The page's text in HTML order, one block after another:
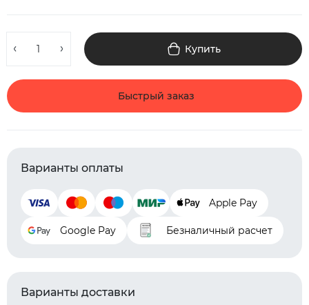
Купить
Быстрый заказ
Варианты оплаты
Apple Pay
Google Pay Безналичный расчет
Варианты доставки